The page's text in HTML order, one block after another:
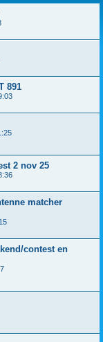
891
2 nov 25
matcher
contest en